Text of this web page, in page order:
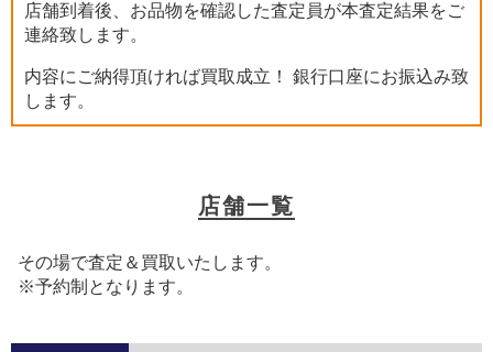
店舗到着後、お品物を確認した査定員が本査定結果をご
連絡致します。
内容にご納得頂ければ買取成立！ 銀行口座にお振込み致
します。
店舗一覧
その場で査定＆買取いたします。
※予約制となります。